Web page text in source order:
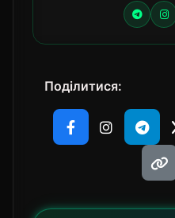
Поділитися: